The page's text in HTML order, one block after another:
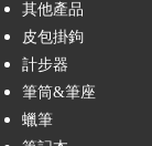
其他產品
皮包掛鉤
計步器
筆筒&筆座
蠟筆